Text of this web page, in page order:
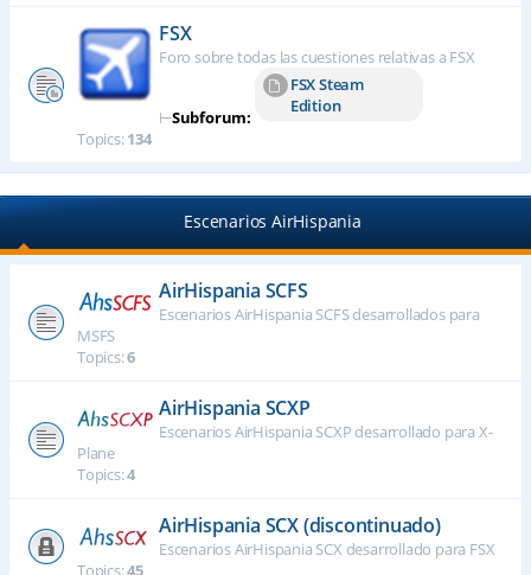
FSX
Foro sobre todas las cuestiones relativas a FSX
⊢Subforum:
FSX Steam
Edition
Topics:134
Escenarios AirHispania
AirHispania SCFS
Escenarios AirHispania SCFS desarrollados para
MSFS
Topics:6
AirHispania SCXP
Escenarios AirHispania SCXP desarrollado para X-
Plane
Topics:4
AirHispania SCX (discontinuado)
Escenarios AirHispania SCX desarrollado para FSX
Topics:45